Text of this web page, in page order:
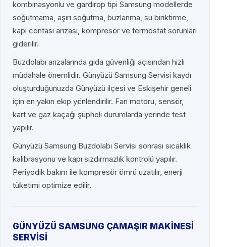
kombinasyonlu ve gardırop tipi Samsung modellerde
soğutmama, aşırı soğutma, buzlanma, su biriktirme,
kapı contası arızası, kompresör ve termostat sorunları
giderilir.
Buzdolabı arızalarında gıda güvenliği açısından hızlı
müdahale önemlidir. Günyüzü Samsung Servisi kaydı
oluşturduğunuzda Günyüzü ilçesi ve Eskişehir geneli
için en yakın ekip yönlendirilir. Fan motoru, sensör,
kart ve gaz kaçağı şüpheli durumlarda yerinde test
yapılır.
Günyüzü Samsung Buzdolabı Servisi sonrası sıcaklık
kalibrasyonu ve kapı sızdırmazlık kontrolü yapılır.
Periyodik bakım ile kompresör ömrü uzatılır, enerji
tüketimi optimize edilir.
GÜNYÜZÜ SAMSUNG ÇAMAŞIR MAKİNESİ
SERVİSİ